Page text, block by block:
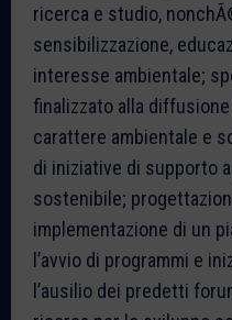
ricerca e studio,
sensibilizzazione,
interesse ambientale;
finalizzato alla
carattere ambientale e
di iniziative di supporto
sostenibile;
implementazione di un
l’avvio di programmi e
l’ausilio dei predetti